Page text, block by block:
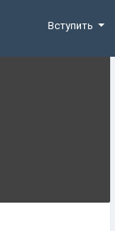
Вступить